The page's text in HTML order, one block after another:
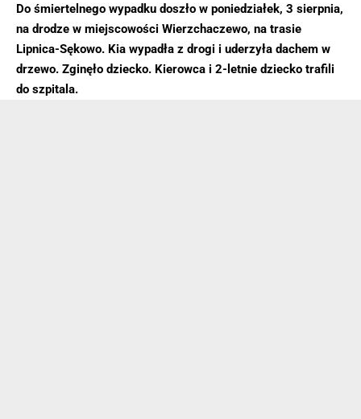
Do śmiertelnego wypadku doszło w poniedziałek, 3 sierpnia,
na drodze w miejscowości Wierzchaczewo, na trasie
Lipnica-Sękowo. Kia wypadła z drogi i uderzyła dachem w
drzewo. Zginęło dziecko. Kierowca i 2-letnie dziecko trafili
do szpitala.